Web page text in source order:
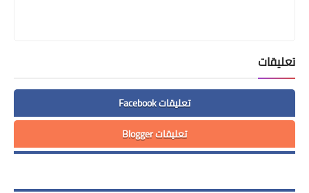
تعليقات
تعليقات Facebook
تعليقات Blogger